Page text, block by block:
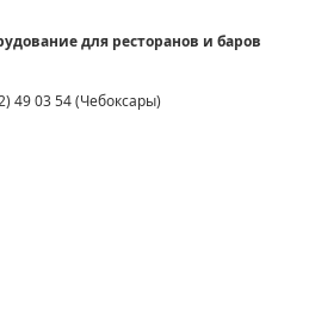
для ресторанов и баров
49 03 54 (Чебоксары)